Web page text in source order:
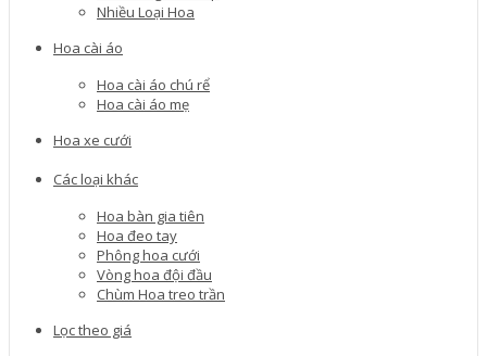
Nhiều Loại Hoa
Hoa cài áo
Hoa cài áo chú rể
Hoa cài áo mẹ
Hoa xe cưới
Các loại khác
Hoa bàn gia tiên
Hoa đeo tay
Phông hoa cưới
Vòng hoa đội đầu
Chùm Hoa treo trần
Lọc theo giá